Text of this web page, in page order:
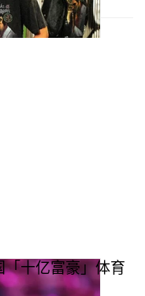
十亿富豪」体育